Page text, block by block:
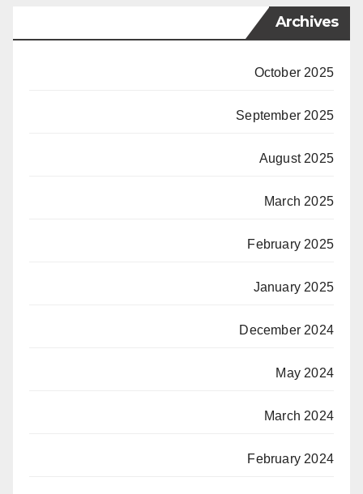
Archives
October 2025
September 2025
August 2025
March 2025
February 2025
January 2025
December 2024
May 2024
March 2024
February 2024